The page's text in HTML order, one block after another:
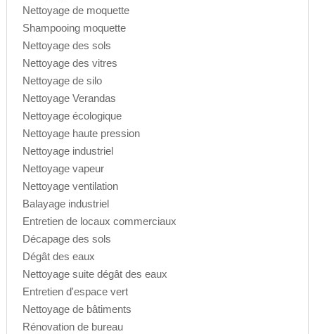
Nettoyage de moquette
Shampooing moquette
Nettoyage des sols
Nettoyage des vitres
Nettoyage de silo
Nettoyage Verandas
Nettoyage écologique
Nettoyage haute pression
Nettoyage industriel
Nettoyage vapeur
Nettoyage ventilation
Balayage industriel
Entretien de locaux commerciaux
Décapage des sols
Dégât des eaux
Nettoyage suite dégât des eaux
Entretien d'espace vert
Nettoyage de bâtiments
Rénovation de bureau